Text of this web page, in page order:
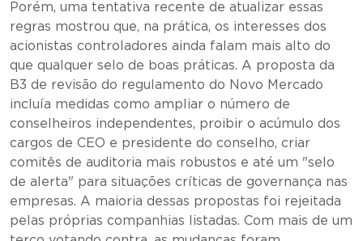
Porém, uma tentativa recente de atualizar essas
regras mostrou que, na prática, os interesses dos
acionistas controladores ainda falam mais alto do
que qualquer selo de boas práticas. A proposta da
B3 de revisão do regulamento do Novo Mercado
incluía medidas como ampliar o número de
conselheiros independentes, proibir o acúmulo dos
cargos de CEO e presidente do conselho, criar
comitês de auditoria mais robustos e até um "selo
de alerta" para situações críticas de governança nas
empresas. A maioria dessas propostas foi rejeitada
pelas próprias companhias listadas. Com mais de um